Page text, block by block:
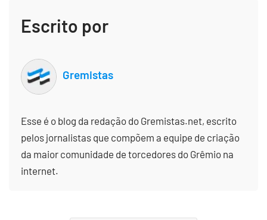
Escrito por
Gremistas
Esse é o blog da redação do Gremistas.net, escrito
pelos jornalistas que compõem a equipe de criação
da maior comunidade de torcedores do Grêmio na
internet.